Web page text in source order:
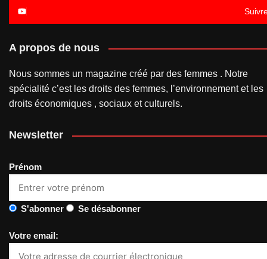
A propos de nous
Nous sommes un magazine créé par des femmes . Notre
spécialité c’est les droits des femmes, l’environnement et les
droits économiques , sociaux et culturels.
Newsletter
Prénom
S'abonner Se désabonner
Votre email: